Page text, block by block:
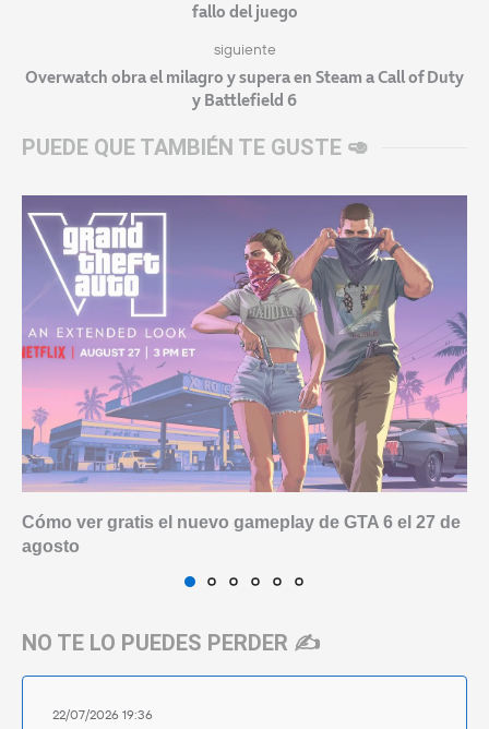
fallo del juego
siguiente
Overwatch obra el milagro y supera en Steam a Call of Duty
y Battlefield 6
PUEDE QUE TAMBIÉN TE GUSTE 🥑
Cómo ver gratis el nuevo gameplay de GTA 6 el 27 de
agosto
NO TE LO PUEDES PERDER ✍️
22/07/2026 19:36